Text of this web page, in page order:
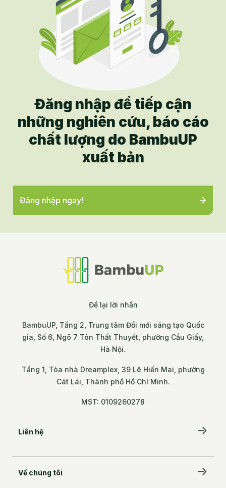
Đăng nhập để tiếp cận
những nghiên cứu, báo cáo
chất lượng do BambuUP
xuất bản
Đăng nhập ngay!
Để lại lời nhắn
BambuUP, Tầng 2, Trung tâm Đổi mới sáng tạo Quốc
gia, Số 6, Ngõ 7 Tôn Thất Thuyết, phường Cầu Giấy,
Hà Nội.
Tầng 1, Tòa nhà Dreamplex, 39 Lê Hiến Mai, phường
Cát Lái, Thành phố Hồ Chí Minh.
MST: 0109260278
Liên hệ
BambuUP, Tầng 2, Trung tâm Đổi mới sáng tạo
Về chúng tôi